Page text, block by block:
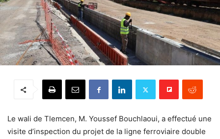
Le wali de Tlemcen, M. Youssef Bouchlaoui, a effectué une
visite d’inspection du projet de la ligne ferroviaire double